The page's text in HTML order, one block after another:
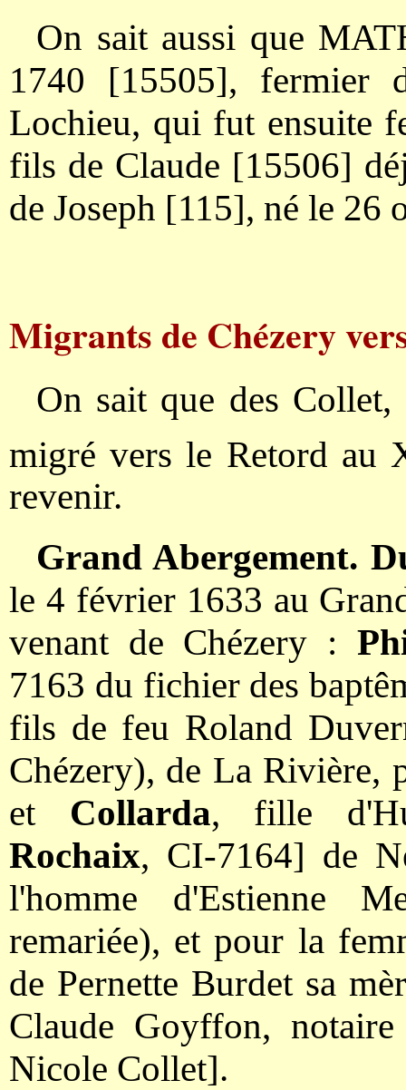
On sait aussi que
1740 [15505], fermier
Lochieu, qui fut ensuite
fils de Claude [15506]
de Joseph [115], né le 26
Migrants de Chézery
On sait que des
migré vers le Retord au
revenir.
Grand Abergement.
le 4 février 1633 au
venant de Chézery :
7163 du fichier des
fils de feu Roland
Chézery), de La Rivière,
et Collarda, fille
Rochaix, CI-7164] de
l'homme d'Estienne
remariée), et pour la
de Pernette Burdet sa
Claude Goyffon,
Nicole Collet].